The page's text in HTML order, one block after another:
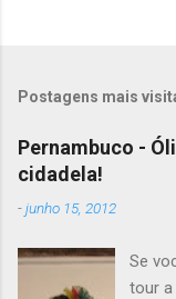
u
c
o
m
e
á
Postagens mais
Pernambuco -
cidadela!
-junho 15, 2012
Se
tour a